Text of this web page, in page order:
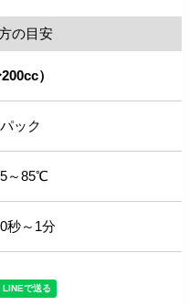
の目安
）
ック
～85℃
秒～1分